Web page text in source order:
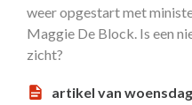
weer opgestart met
Maggie De Block. Is een
zicht?
artikel van